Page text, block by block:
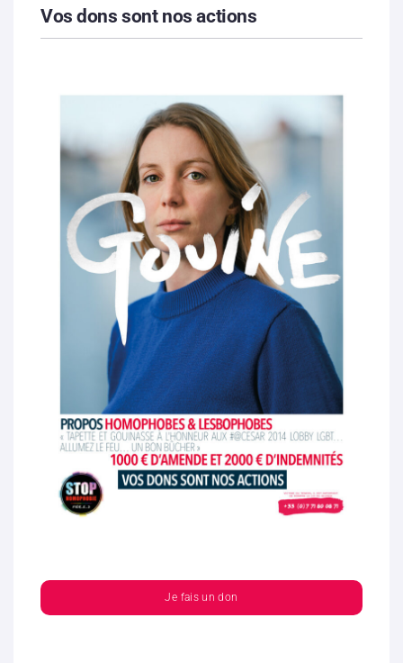
Vos dons sont nos actions
Je fais un don